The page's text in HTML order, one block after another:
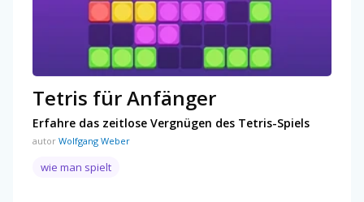
Tetris für Anfänger
Erfahre das zeitlose Vergnügen des Tetris-Spiels
autor Wolfgang Weber
wie man spielt